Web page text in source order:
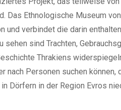
Das Ethnologische Museum
und verbindet die darin
sind Trachten,
Thrakiens
nach Personen suchen
Dörfern in der Region Evros